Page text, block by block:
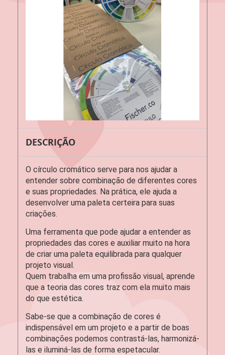
DESCRIÇÃO
O círculo cromático serve para nos ajudar a
entender sobre combinação de diferentes cores
e suas propriedades. Na prática, ele ajuda a
desenvolver uma paleta certeira para suas
criações.
Uma ferramenta que pode ajudar a entender as
propriedades das cores e auxiliar muito na hora
de criar uma paleta equilibrada para qualquer
projeto visual.
Quem trabalha em uma profissão visual, aprende
que a teoria das cores traz com ela muito mais
do que estética.
Sabe-se que a combinação de cores é
indispensável em um projeto e a partir de boas
combinações podemos contrastá-las, harmonizá-
las e iluminá-las de forma espetacular.